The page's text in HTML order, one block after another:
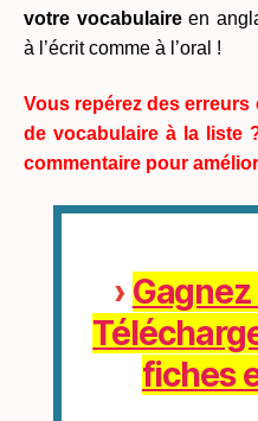
votre vocabulaireen
à l’écrit comme à l’oral !
Vous repérez des
de vocabulaire à la liste
commentaire pour
›
fiches